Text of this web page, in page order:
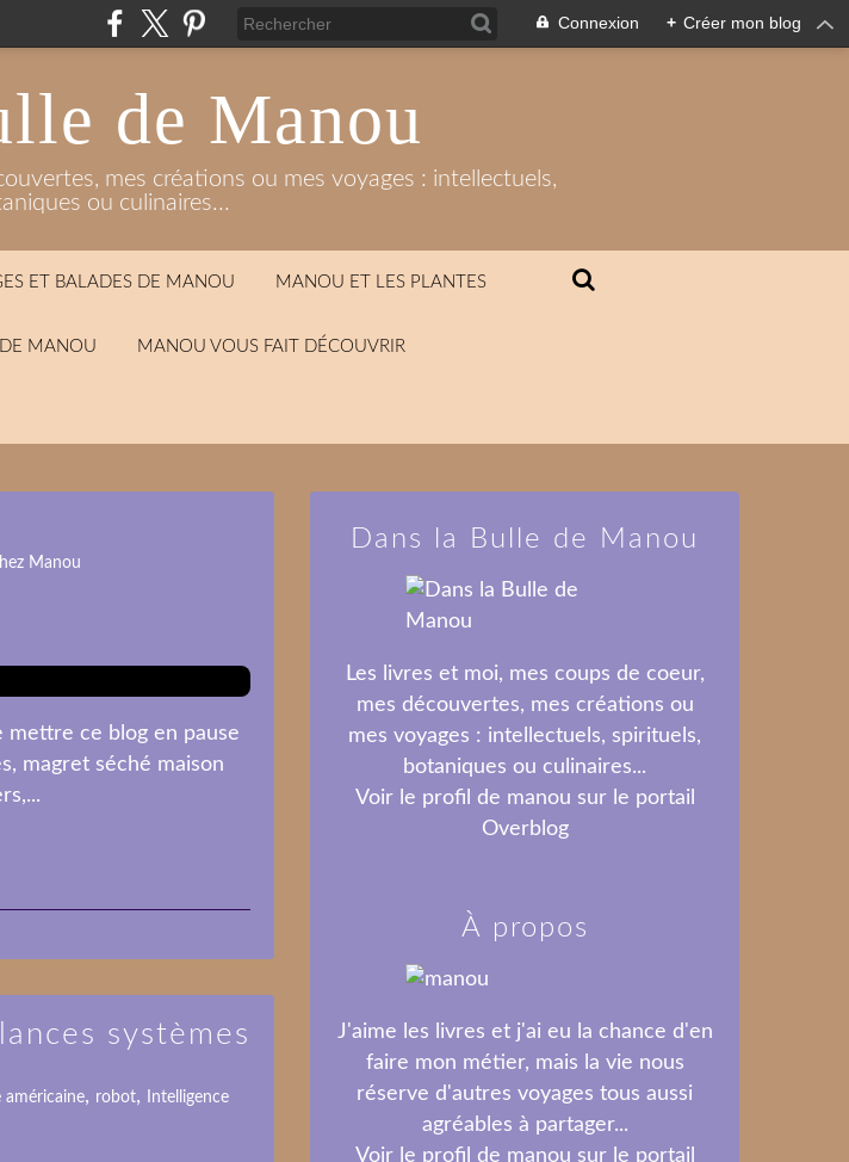
Connexion + Créer mon blog
de Manou
mes créations ou mes voyages : intellectuels,
ou culinaires...
ET BALADES DE MANOU MANOU ET LES PLANTES
MANOU MANOU VOUS FAIT DÉCOUVRIR
Manou
ce blog en pause
magret séché maison
systèmes
américaine, robot,
Intelligence
Dans la Bulle de Manou
Les livres et moi, mes coups de coeur,
mes découvertes, mes créations ou
mes voyages : intellectuels, spirituels,
botaniques ou culinaires...
Voir le profil de manou sur le portail
Overblog
À propos
J'aime les livres et j'ai eu la chance d'en
faire mon métier, mais la vie nous
réserve d'autres voyages tous aussi
agréables à partager...
Voir le profil de manou sur le portail